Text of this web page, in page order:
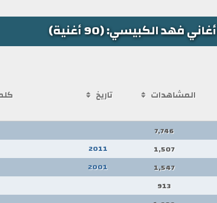
أغاني فهد الكبيسي: (90 أغنية)
المشاهدات تاريخ
7,746
1,507
2011
1,547
2001
913